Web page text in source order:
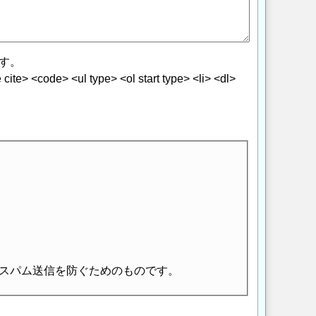
。
<code> <ul type> <ol start type> <li> <dl>
ム送信を防ぐためのものです。